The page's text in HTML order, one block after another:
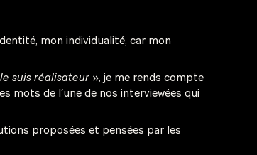
mon individualité, car mon
suis réalisateur », je me rends compte
mots de l’une de nos interviewées qui
proposées et pensées par les